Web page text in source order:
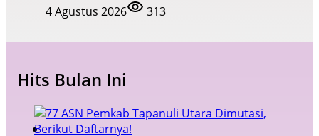
4 Agustus 2026
313
Hits Bulan Ini